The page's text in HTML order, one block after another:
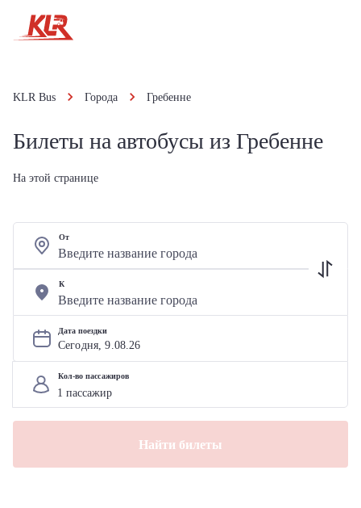
KLR Bus Города Гребенне
Билеты на автобусы из Гребенне
На этой странице
От
К
Дата поездки
Сегодня, 9.08.26
Кол-во пассажиров
Найти билеты